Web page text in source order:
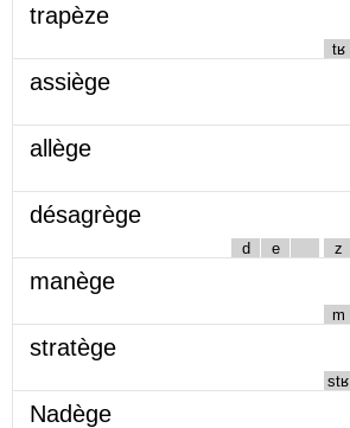
trapèze
tʁ
assiège
allège
désagrège
d e z
manège
m
stratège
stʁ
Nadège